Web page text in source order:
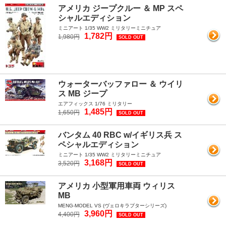
アメリカ ジープクルー ＆ MP スペ
シャルエディション
ミニアート 1/35 WW2 ミリタリーミニチュア
1,980円 1,782円 SOLD OUT
ウォーターバッファロー ＆ ウイリ
ス MB ジープ
エアフィックス 1/76 ミリタリー
1,650円 1,485円 SOLD OUT
バンタム 40 RBC w/イギリス兵 ス
ペシャルエディション
ミニアート 1/35 WW2 ミリタリーミニチュア
3,520円 3,168円 SOLD OUT
アメリカ 小型軍用車両 ウィリス
MB
MENG-MODEL VS (ヴェロキラプターシリーズ)
4,400円 3,960円 SOLD OUT